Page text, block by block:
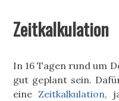
Zeitkalkulation
In 16 Tagen rund um
gut geplant sein.
eine Zeitkalkulation,